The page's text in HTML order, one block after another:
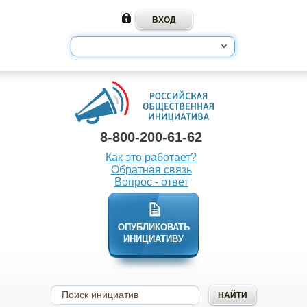
8-800-200-61-62
Как это работает?
Обратная связь
Вопрос - ответ
ОПУБЛИКОВАТЬ
ИНИЦИАТИВУ